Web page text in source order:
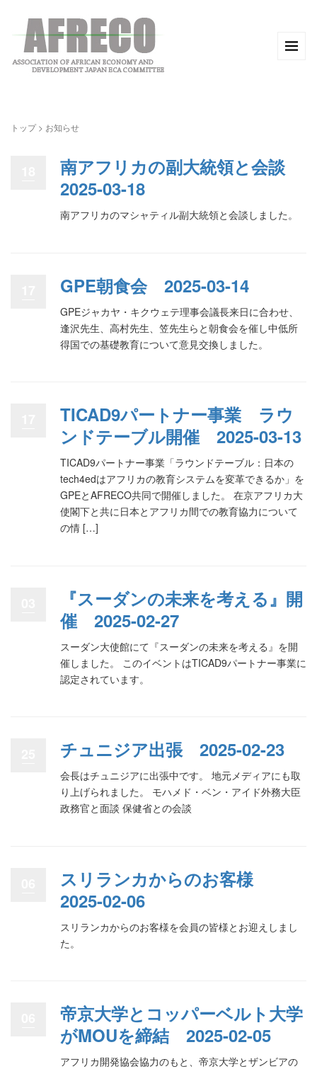
トップ> お知らせ
南アフリカの副大統領と会談
2025-03-18
南アフリカのマシャティル副大統領と会談しました。
GPE朝食会 2025-03-14
GPEジャカヤ・キクウェテ理事会議長来日に合わせ、
逢沢先生、高村先生、笠先生らと朝食会を催し中低所
得国での基礎教育について意見交換しました。
TICAD9パートナー事業 ラウ
ンドテーブル開催 2025-03-13
TICAD9パートナー事業「ラウンドテーブル：日本の
tech4edはアフリカの教育システムを変革できるか​​」を
GPEとAFRECO共同で開催しました。 在京アフリカ大
使閣下と共に日本とアフリカ間での教育協力について
の情 […]
『スーダンの未来を考える』開
催 2025-02-27
スーダン大使館にて『スーダンの未来を考える』を開
催しました。 このイベントはTICAD9パートナー事業に
認定されています。
チュニジア出張 2025-02-23
会長はチュニジアに出張中です。 地元メディアにも取
り上げられました。 モハメド・ベン・アイド外務大臣
政務官と面談 保健省との会談
スリランカからのお客様
2025-02-06
スリランカからのお客様を会員の皆様とお迎えしまし
た。
帝京大学とコッパーベルト大学
がMOUを締結 2025-02-05
アフリカ開発協会協力のもと、帝京大学とザンビアの